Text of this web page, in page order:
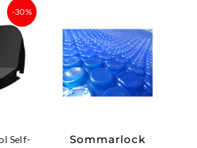
-30%
Self-
Det
nuvarande
priset
är:
5
529,30 kr.
Sommarlock